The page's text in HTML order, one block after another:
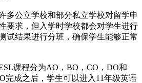
多公立学校和部分私立学校对留学申
要求，但入学时学校都会对学生进行
试结果进行分班，确保学生能够正常
课程分为AO，BO，CO，DO和
完成之后，学生可以进入11年级英语